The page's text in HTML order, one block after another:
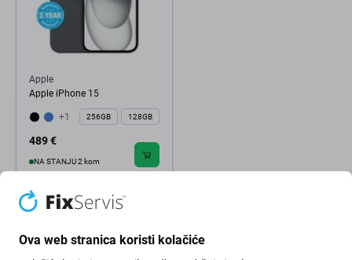
Apple
Apple iPhone 15
+1 256GB 128GB
489 €
NA STANJU 2 kom
Ova web stranica koristi kolačiće